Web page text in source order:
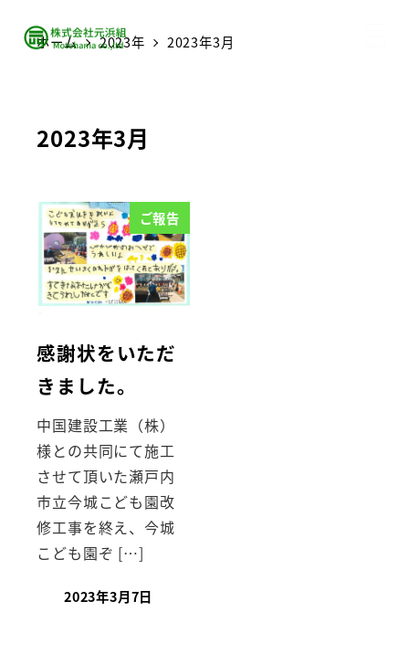
ホーム 2023年 2023年3月
2023年3月
ご報告
感謝状をいただ
きました。
中国建設工業（株）
様との共同にて施工
させて頂いた瀬戸内
市立今城こども園改
修工事を終え、今城
こども園ぞ […]
2023年3月7日